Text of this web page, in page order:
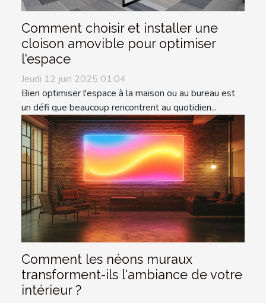
Comment choisir et installer une
cloison amovible pour optimiser
l'espace
Jeudi 12 juin 2025 01:04
Bien optimiser l'espace à la maison ou au bureau est
un défi que beaucoup rencontrent au quotidien...
Comment les néons muraux
transforment-ils l'ambiance de votre
intérieur ?